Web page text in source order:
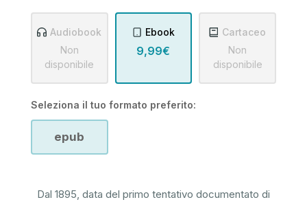
Audiobook
Non
disponibile
Ebook
9,99€
Cartaceo
Non
disponibile
Seleziona il tuo formato preferito:
epub
Dal 1895, data del primo tentativo documentato di